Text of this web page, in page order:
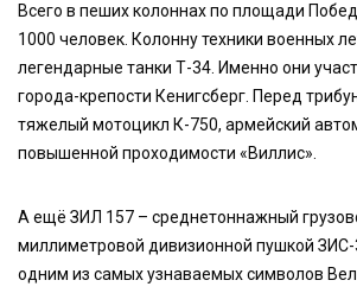
Всего в пеших колоннах по площади
1000 человек. Колонну техники военных
легендарные танки Т-34. Именно они
города-крепости Кенигсберг. Перед
тяжелый мотоцикл К-750, армейский
повышенной проходимости «Виллис».
А ещё ЗИЛ 157 – среднетоннажный
миллиметровой дивизионной пушкой ЗИС-
одним из самых узнаваемых символов